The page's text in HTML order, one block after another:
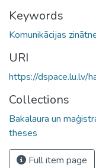
Keywords
Komunikācijas
URI
https://dspace.lu.lv/
Collections
Bakalaura un
theses
Full item page